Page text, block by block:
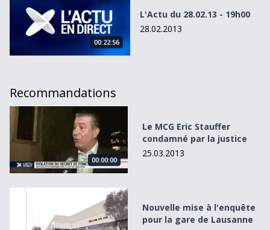
00:22:56
L'Actu du 28.02.13 - 19h00
28.02.2013
Recommandations
Le MCG Eric Stauffer condamné par la justice
00:00:00
Le MCG Eric Stauffer
condamné par la justice
25.03.2013
Nouvelle mise à l&#039;enquête pour la gare de
Nouvelle mise à l'enquête
pour la gare de Lausanne